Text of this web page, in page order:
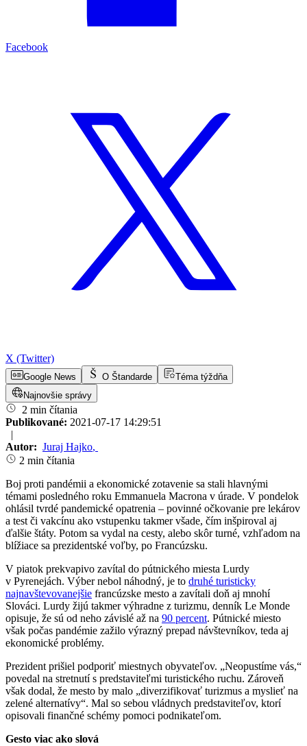
Facebook
X (Twitter)
Google News O Štandarde
Téma týždňa
Najnovšie správy
2 min čítania
Publikované: 2021-07-17 14:29:51
|
Autor: Juraj Hajko,
2 min čítania
Boj proti pandémii a ekonomické zotavenie sa stali hlavnými
témami posledného roku Emmanuela Macrona v úrade. V pondelok
ohlásil tvrdé pandemické opatrenia – povinné očkovanie pre lekárov
a test či vakcínu ako vstupenku takmer všade, čím inšpiroval aj
ďalšie štáty. Potom sa vydal na cesty, alebo skôr turné, vzhľadom na
blížiace sa prezidentské voľby, po Francúzsku.
V piatok prekvapivo zavítal do pútnického miesta Lurdy
v Pyrenejách. Výber nebol náhodný, je to druhé turisticky
najnavštevovanejšie francúzske mesto a zavítali doň aj mnohí
Slováci. Lurdy žijú takmer výhradne z turizmu, denník Le Monde
opisuje, že sú od neho závislé až na 90 percent. Pútnické miesto
však počas pandémie zažilo výrazný prepad návštevníkov, teda aj
ekonomické problémy.
Prezident prišiel podporiť miestnych obyvateľov. „Neopustíme vás,“
povedal na stretnutí s predstaviteľmi turistického ruchu. Zároveň
však dodal, že mesto by malo „diverzifikovať turizmus a myslieť na
zelené alternatívy“. Mal so sebou vládnych predstaviteľov, ktorí
opisovali finančné schémy pomoci podnikateľom.
Gesto viac ako slová